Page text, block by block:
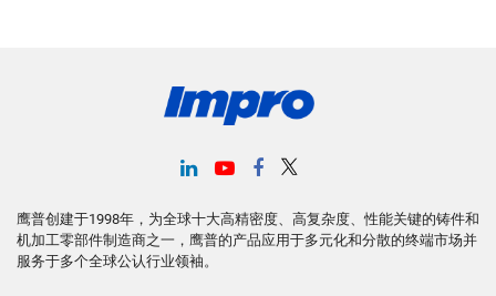
鹰普创建于1998年，为全球十大高精密度、高复杂度、性能关键的铸件和
机加工零部件制造商之一，鹰普的产品应用于多元化和分散的终端市场并
服务于多个全球公认行业领袖。